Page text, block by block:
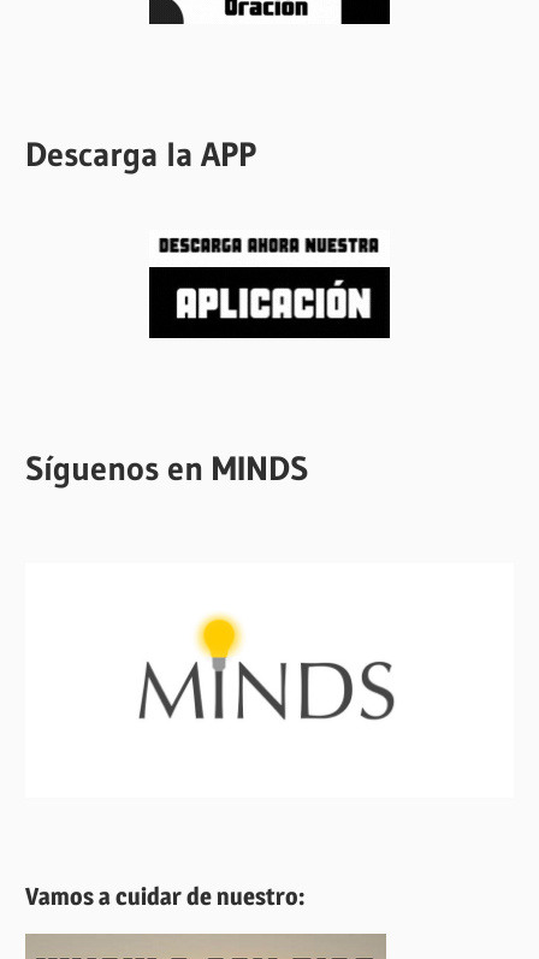
Descarga la APP
Síguenos en MINDS
Vamos a cuidar de nuestro: